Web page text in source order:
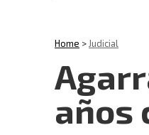
Home >Judicial
años